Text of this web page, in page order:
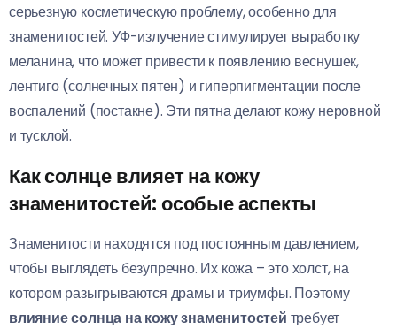
серьезную косметическую проблему, особенно для
знаменитостей. УФ-излучение стимулирует выработку
меланина, что может привести к появлению веснушек,
лентиго (солнечных пятен) и гиперпигментации после
воспалений (постакне). Эти пятна делают кожу неровной
и тусклой.
Как солнце влияет на кожу
знаменитостей: особые аспекты
Знаменитости находятся под постоянным давлением,
чтобы выглядеть безупречно. Их кожа – это холст, на
котором разыгрываются драмы и триумфы. Поэтому
влияние солнца на кожу знаменитостей требует